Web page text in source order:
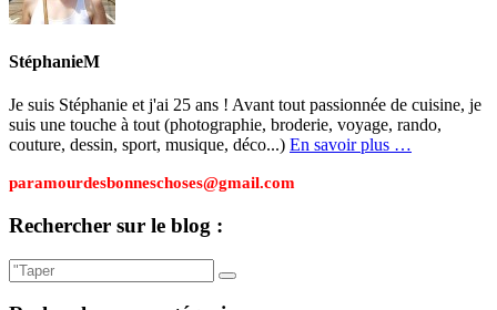
StéphanieM
Je suis Stéphanie et j'ai 25 ans ! Avant tout passionnée de cuisine, je
suis une touche à tout (photographie, broderie, voyage, rando,
couture, dessin, sport, musique, déco...) En savoir plus …
paramourdesbonneschoses@gmail.com
Rechercher sur le blog :